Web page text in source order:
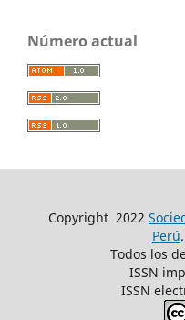
Número actual
Copyright 2022
Perú
Todos los
ISSN
ISSN